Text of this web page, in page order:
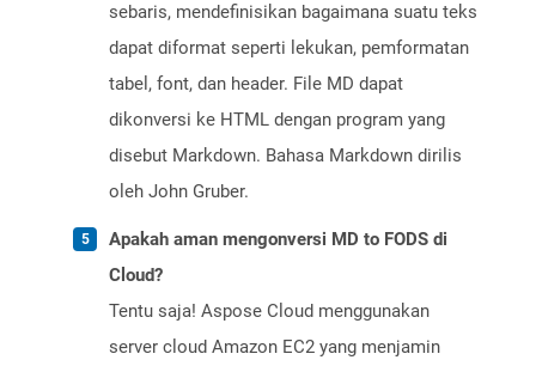
sebaris, mendefinisikan bagaimana suatu teks
dapat diformat seperti lekukan, pemformatan
tabel, font, dan header. File MD dapat
dikonversi ke HTML dengan program yang
disebut Markdown. Bahasa Markdown dirilis
oleh John Gruber.
Apakah aman mengonversi MD to FODS di
Cloud?
Tentu saja! Aspose Cloud menggunakan
server cloud Amazon EC2 yang menjamin